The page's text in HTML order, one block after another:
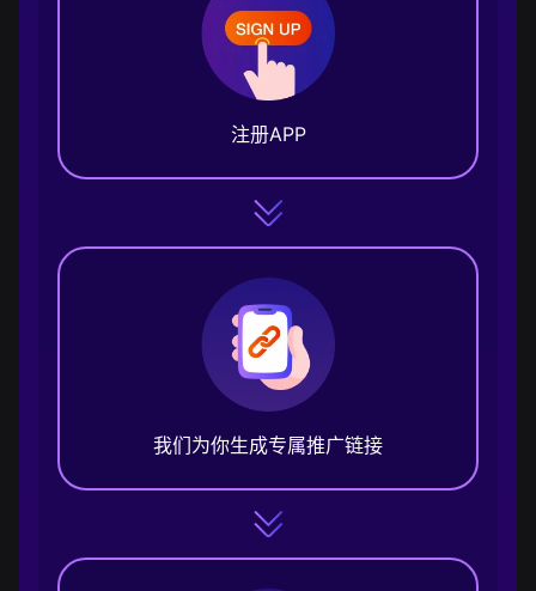
注册APP
我们为你生成专属推广链接